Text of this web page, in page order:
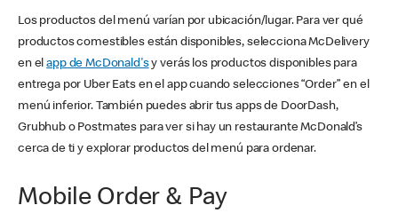
Los productos del menú varían por ubicación/lugar. Para ver qué
productos comestibles están disponibles, selecciona McDelivery
en elapp de McDonald'sy verás los productos disponibles para
entrega por Uber Eats en el app cuando selecciones “Order” en el
menú inferior. También puedes abrir tus apps de DoorDash,
Grubhub o Postmates para ver si hay un restaurante McDonald’s
cerca de ti y explorar productos del menú para ordenar.
Mobile Order & Pay